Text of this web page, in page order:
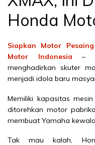
Honda
Siapkan Motor
Motor Indonesia –
menghadirkan skuter
menjadi idola baru
Memiliki kapasitas
ditorehkan motor
membuat Yamaha
Tak mau kalah,